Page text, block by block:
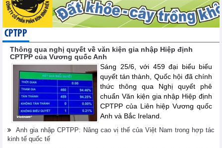
CPTPP
Thông qua nghị quyết về văn kiện gia nhập Hiệp định
CPTPP của Vương quốc Anh
Sáng 25/6, với 459 đại biểu biểu
quyết tán thành, Quốc hội đã chính
thức thông qua Nghị quyết phê
chuẩn Văn kiện gia nhập Hiệp định
CPTPP của Liên hiệp Vương quốc
Anh và Bắc Ireland.
Anh gia nhập CPTPP: Nâng cao vị thế của Việt Nam trong hợp tác
kinh tế quốc tế